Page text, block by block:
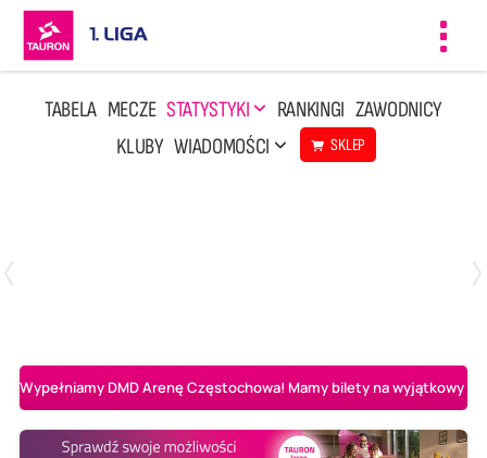
TABELA MECZE STATYSTYKI RANKINGI ZAWODNICY
KLUBY WIADOMOŚCI SKLEP
Wypełniamy DMD Arenę Częstochowa! Mamy bilety na wyjątkowy